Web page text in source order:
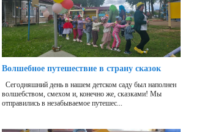
Волшебное путешествие в страну сказок
Сегодняшний день в нашем детском саду был наполнен
волшебством, смехом и, конечно же, сказками! Мы
отправились в незабываемое путешес...